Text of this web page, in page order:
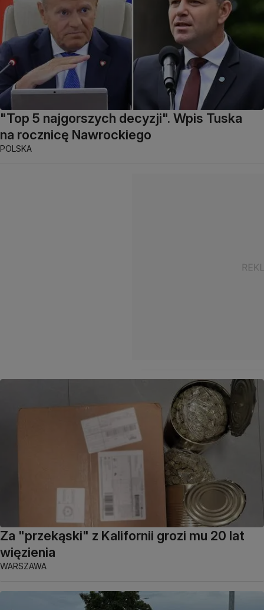
"Top 5 najgorszych decyzji". Wpis Tuska
na rocznicę Nawrockiego
POLSKA
Za "przekąski" z Kalifornii grozi mu 20 lat
więzienia
WARSZAWA